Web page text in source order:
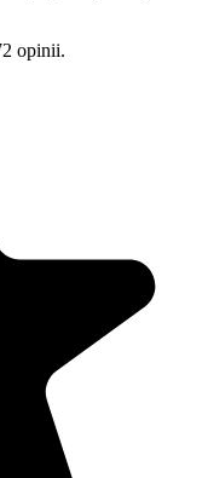
opinii.